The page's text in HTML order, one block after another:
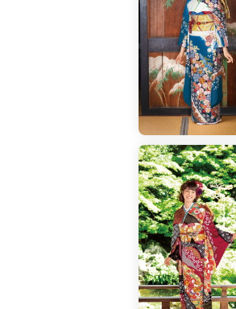
高知県(30)